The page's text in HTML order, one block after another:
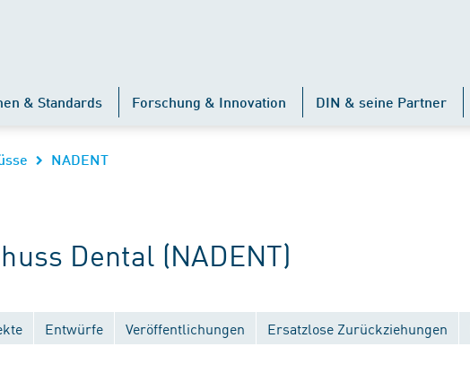
& Standards Forschung & Innovation DIN & seine Partner
NADENT
Dental (NADENT)
Entwürfe Veröffentlichungen Ersatzlose Zurückziehungen